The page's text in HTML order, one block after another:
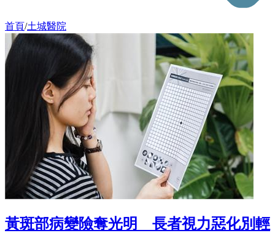
首頁/土城醫院
黃斑部病變險奪光明 長者視力惡化別輕